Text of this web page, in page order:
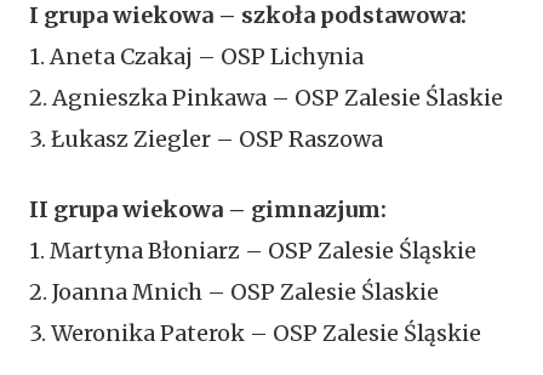
I grupa wiekowa – szkoła podstawowa:
1. Aneta Czakaj – OSP Lichynia
2. Agnieszka Pinkawa – OSP Zalesie Ślaskie
3. Łukasz Ziegler – OSP Raszowa
II grupa wiekowa – gimnazjum:
1. Martyna Błoniarz – OSP Zalesie Śląskie
2. Joanna Mnich – OSP Zalesie Ślaskie
3. Weronika Paterok – OSP Zalesie Śląskie